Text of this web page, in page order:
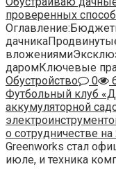
проверенных
даромКлючевые
Обустройство
0
Футбольный клуб
аккумуляторной
о сотрудничестве на
Greenworks стал
июле, и техника